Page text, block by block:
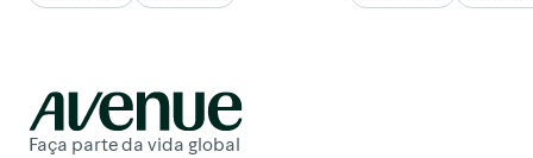
Faça parte da vida global